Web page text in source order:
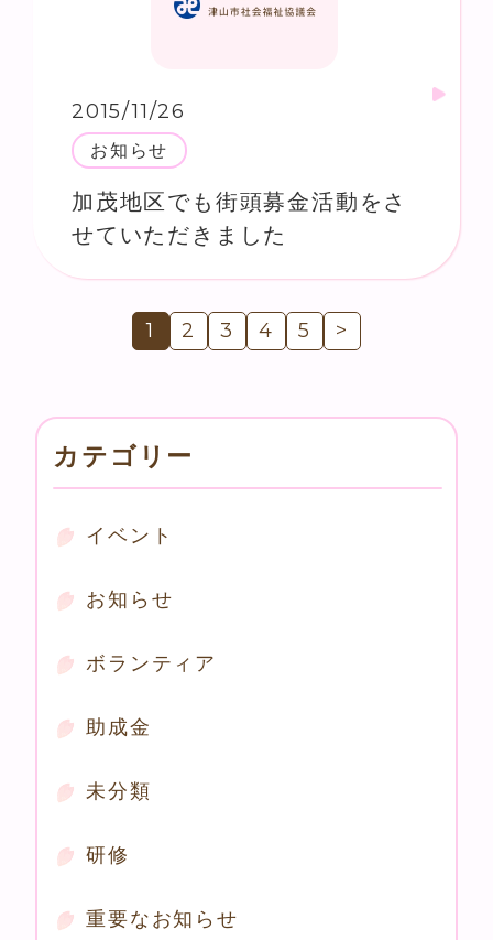
2015/11/26
お知らせ
加茂地区でも街頭募金活動をさ
せていただきました
1 2 3 4 5 >
カテゴリー
イベント
お知らせ
ボランティア
助成金
未分類
研修
重要なお知らせ